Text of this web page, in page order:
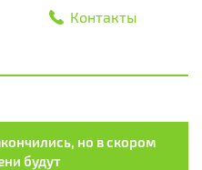
Контакты
но в скором
будут